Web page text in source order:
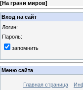
[На грани миров]
Вход на сайт
Логин:
Пароль:
запомнить
Меню сайта
Главная страница